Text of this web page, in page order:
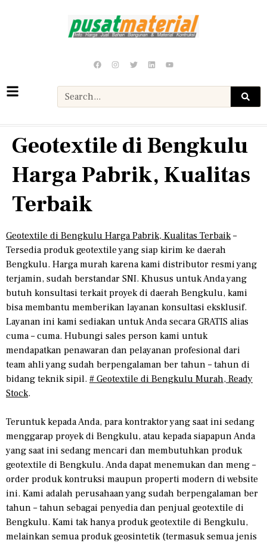
Geotextile di Bengkulu
Harga Pabrik, Kualitas
Terbaik
Geotextile di Bengkulu Harga Pabrik, Kualitas Terbaik–
Tersedia produk geotextile yang siap kirim ke daerah
Bengkulu. Harga murah karena kami distributor resmi yang
terjamin, sudah berstandar SNI. Khusus untuk Anda yang
butuh konsultasi terkait proyek di daerah Bengkulu, kami
bisa membantu memberikan layanan konsultasi eksklusif.
Layanan ini kami sediakan untuk Anda secara GRATIS alias
cuma – cuma. Hubungi sales person kami untuk
mendapatkan penawaran dan pelayanan profesional dari
team ahli yang sudah berpengalaman ber tahun – tahun di
bidang teknik sipil. # Geotextile di Bengkulu Murah, Ready
Stock.
Teruntuk kepada Anda, para kontraktor yang saat ini sedang
menggarap proyek di Bengkulu, atau kepada siapapun Anda
yang saat ini sedang mencari dan membutuhkan produk
geotextile di Bengkulu. Anda dapat menemukan dan meng –
order produk kontruksi maupun properti modern di website
ini. Kami adalah perusahaan yang sudah berpengalaman ber
tahun – tahun sebagai penyedia dan penjual geotextile di
Bengkulu. Kami tak hanya produk geotextile di Bengkulu,
melainkan semua produk geosintetik (termasuk semua jenis